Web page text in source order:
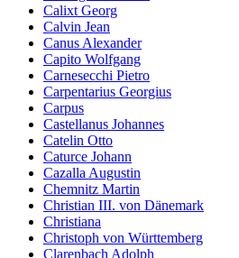
Calixt Georg
Calvin Jean
Canus Alexander
Capito Wolfgang
Carnesecchi Pietro
Carpentarius Georgius
Carpus
Castellanus Johannes
Catelin Otto
Caturce Johann
Cazalla Augustin
Chemnitz Martin
Christian III. von Dänemark
Christiana
Christoph von Württemberg
Clarenbach Adolph